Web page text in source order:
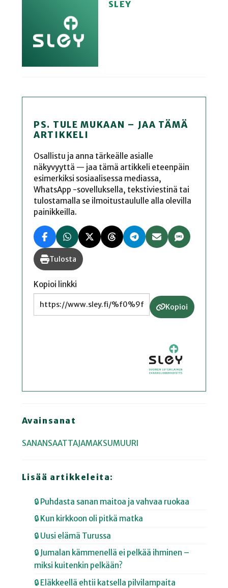
SLEY
PS. TULE MUKAAN – JAA TÄMÄ
ARTIKKELI
Osallistu ja anna tärkeälle asialle
näkyvyyttä — jaa tämä artikkeli eteenpäin
esimerkiksi sosiaalisessa mediassa,
WhatsApp -sovelluksella, tekstiviestinä tai
tulostamalla se ilmoitustaululle alla olevilla
painikkeilla.
Tulosta
Kopioi linkki
Kopioi
Avainsanat
SANANSAATTAJAMAKSUMUURI
Lisää artikkeleita:
🔒 Puhdasta sanan maitoa ja vahvaa ruokaa
🔒 Kun kirkkoon oli pitkä matka
🔒 Uusi elämä Turussa
🔒 Jumalan kämmenellä ei pelkää ihminen –
miksi kuitenkin pelkään?
🔒 Eläkkeellä ehtii katsella pilvilampaita